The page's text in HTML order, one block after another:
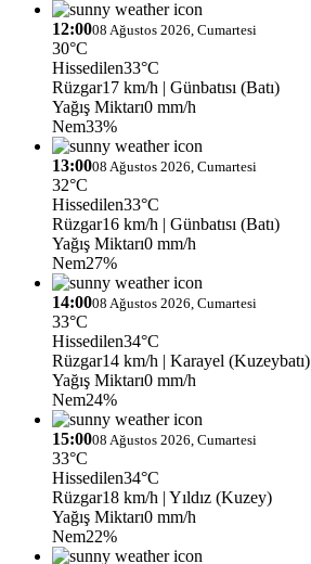
12:0008 Ağustos 2026, Cumartesi
30°C
Hissedilen33°C
Rüzgar17 km/h | Günbatısı (Batı)
Yağış Miktarı0 mm/h
Nem33%
13:0008 Ağustos 2026, Cumartesi
32°C
Hissedilen33°C
Rüzgar16 km/h | Günbatısı (Batı)
Yağış Miktarı0 mm/h
Nem27%
14:0008 Ağustos 2026, Cumartesi
33°C
Hissedilen34°C
Rüzgar14 km/h | Karayel (Kuzeybatı)
Yağış Miktarı0 mm/h
Nem24%
15:0008 Ağustos 2026, Cumartesi
33°C
Hissedilen34°C
Rüzgar18 km/h | Yıldız (Kuzey)
Yağış Miktarı0 mm/h
Nem22%